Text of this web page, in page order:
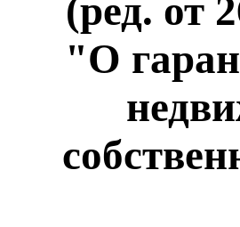
(ред. от
"О